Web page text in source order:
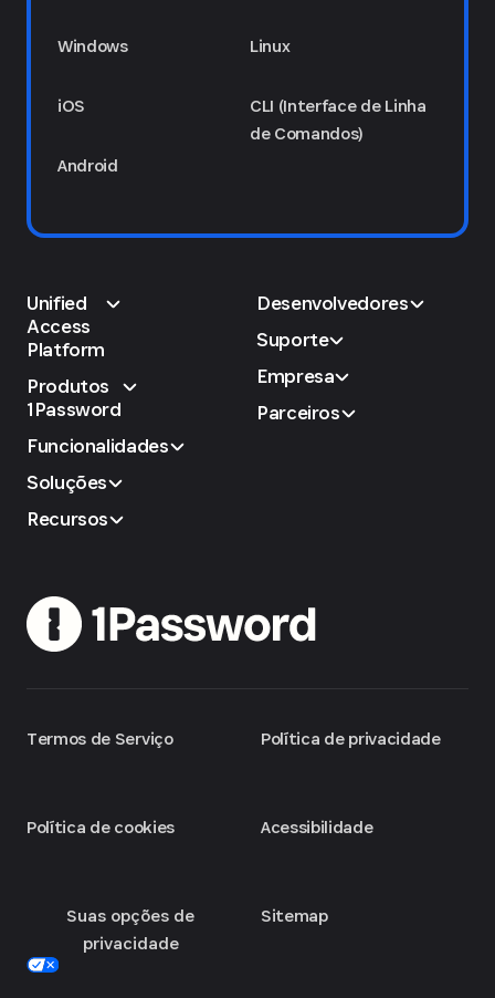
Windows
iOS
Android
Linux
CLI (Interface de Linha
de Comandos)
Unified
Access
Platform
Produtos
1Password
Funcionalidades
Soluções
Recursos
Desenvolvedores
Suporte
Empresa
Parceiros
Termos de Serviço
Política de cookies
Suas opções de
privacidade
Política de privacidade
Acessibilidade
Sitemap